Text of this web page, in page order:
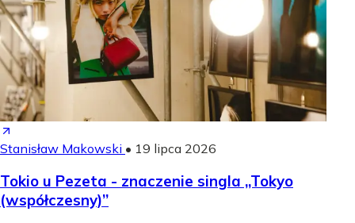
Stanisław Makowski • 19 lipca 2026
Tokio u Pezeta - znaczenie singla „Tokyo
(współczesny)”